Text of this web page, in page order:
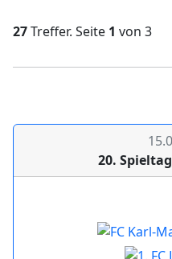
27Treffer. Seite 1 von 3
20.